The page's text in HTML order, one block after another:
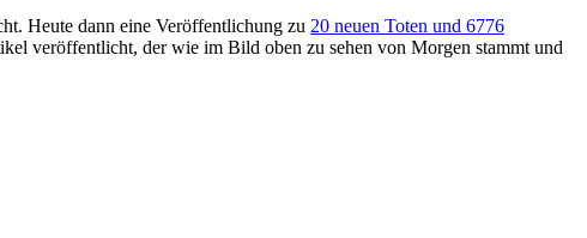
Heute dann eine Veröffentlichung zu 20 neuen Toten und 6776
veröffentlicht, der wie im Bild oben zu sehen von Morgen stammt und